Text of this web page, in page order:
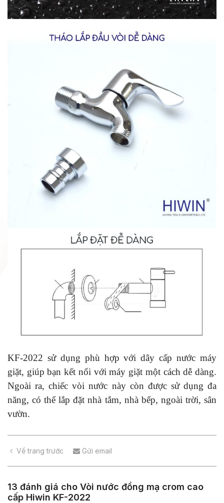
KF-2022 sử dụng phù hợp với dây cấp nước máy
giặt, giúp bạn kết nối với máy giặt một cách dễ dàng.
Ngoài ra, chiếc vòi nước này còn được sử dụng đa
năng, có thể lắp đặt nhà tắm, nhà bếp, ngoài trời, sân
vườn.
Về trang trước Gửi email
13 đánh giá cho Vòi nước đồng mạ crom cao
cấp Hiwin KF-2022